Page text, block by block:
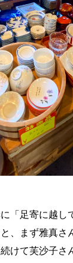
「足寄に越し
、まず雅真さ
けて芙沙子さ